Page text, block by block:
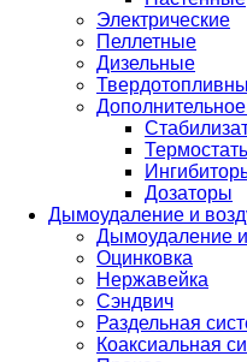
Электрические
Пеллетные
Дизельные
Дозаторы
Дымоудаление и
Дымоудаление
Оцинковка
Нержавейка
Сэндвич
Раздельная
Коаксиальная